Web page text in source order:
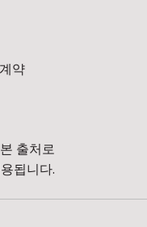
약
출처로
됩니다.